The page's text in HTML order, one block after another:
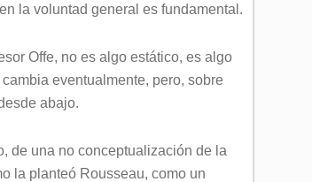
la voluntad general es fundamental.
Offe, no es algo estático, es algo
eventualmente, pero, sobre
abajo.
de una no conceptualización de la
la planteó Rousseau, como un